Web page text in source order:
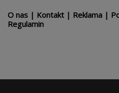
O nas | Kontakt | Reklama |
Regulamin